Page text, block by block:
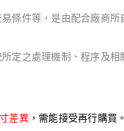
條件等，是由配合廠商所
定之處理機制、程序及相
差異，需能接受再行購買。